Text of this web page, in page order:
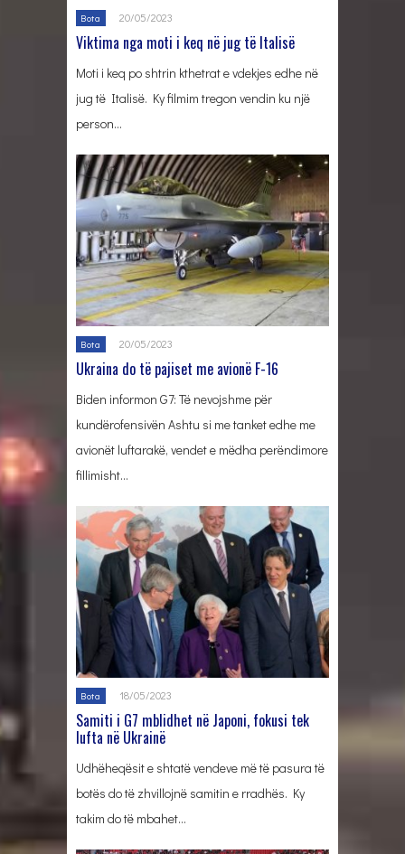
Bota 20/05/2023
Viktima nga moti i keq në jug të Italisë
Moti i keq po shtrin kthetrat e vdekjes edhe në
jug të Italisë. Ky filmim tregon vendin ku një
person…
Bota 20/05/2023
Ukraina do të pajiset me avionë F-16
Biden informon G7: Të nevojshme për
kundërofensivën Ashtu si me tanket edhe me
avionët luftarakë, vendet e mëdha perëndimore
fillimisht…
Bota 18/05/2023
Samiti i G7 mblidhet në Japoni, fokusi tek
lufta në Ukrainë
Udhëheqësit e shtatë vendeve më të pasura të
botës do të zhvillojnë samitin e rradhës. Ky
takim do të mbahet…